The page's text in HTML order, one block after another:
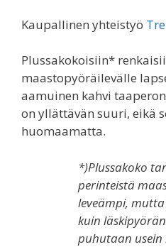
Kaupallinen yhteistyö
Plussakokoisiin*
maastopyöräilevälle
aamuinen kahvi
on yllättävän suuri, eikä
huomaamatta.
*)Plussakoko
perinteistä
leveämpi,
kuin
puhutaan usein